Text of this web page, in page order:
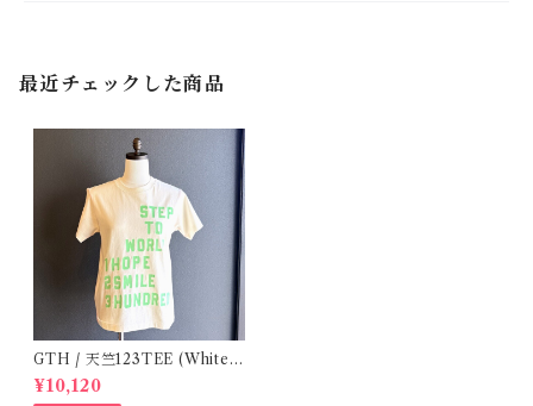
最近チェックした商品
GTH / 天竺123TEE (White)
/ Size 1
¥10,120